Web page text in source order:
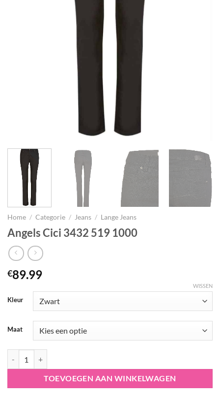
Home / Categorie / Jeans / Lange Jeans
Angels Cici 3432 519 1000
€89.99
Kleur
Maat
WISSEN
TOEVOEGEN AAN WINKELWAGEN